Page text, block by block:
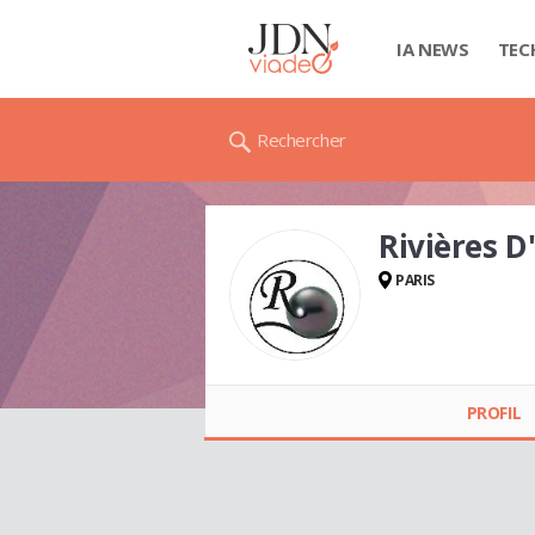
IA NEWS
Rechercher
CHRISTINE LAPORTE
Rivières
PARIS
PROFIL